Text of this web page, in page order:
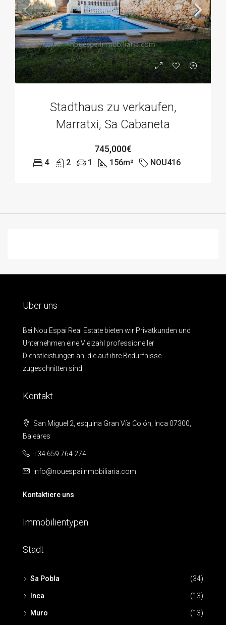
Stadthaus zu verkaufen,
Marratxi, Sa Cabaneta
745,000€
4 2 1 156m² NOU416
Über uns
Bei Nou Espai Real Estate bieten wir Privatkunden und
Unternehmen eine Vielzahl professioneller
Dienstleistungen an, die auf ihre Bedürfnisse
zugeschnitten sind.
Kontakt
San Miguel 2, esquina Gran Vía Colón, Inca 07300,
Baleares
+34 659 764 274
info@nouespaiinmobiliaria.com
Kontaktiere uns
Immobilientypen
Stadt
Sa Pobla (34)
Inca (13)
Muro (13)